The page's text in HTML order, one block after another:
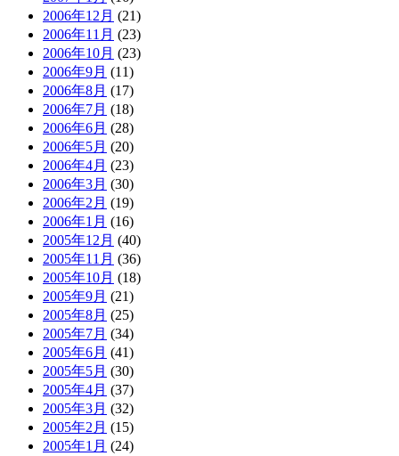
2006年12月 (21)
2006年11月 (23)
2006年10月 (23)
2006年9月 (11)
2006年8月 (17)
2006年7月 (18)
2006年6月 (28)
2006年5月 (20)
2006年4月 (23)
2006年3月 (30)
2006年2月 (19)
2006年1月 (16)
2005年12月 (40)
2005年11月 (36)
2005年10月 (18)
2005年9月 (21)
2005年8月 (25)
2005年7月 (34)
2005年6月 (41)
2005年5月 (30)
2005年4月 (37)
2005年3月 (32)
2005年2月 (15)
2005年1月 (24)